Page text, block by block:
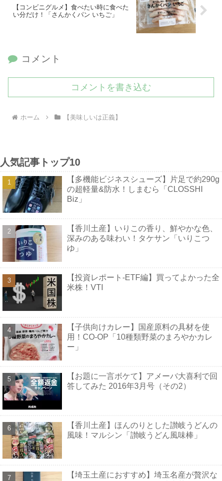
【コンビニグルメ】食べたい時に食べた
い分だけ！「さんかくパン いちご」
コメント
コメントを書き込む
ホーム 【美味しいは正義】
人気記事トップ10
【多機能ビジネスシューズ】片足で約290g
の超軽量&防水！しまむら「CLOSSHI
Biz」
【香川土産】いりこの香り、鮮やかな色、
深みのある味わい！タケサン「いりこつ
ゆ」
【投資レポート-ETF編】買ってよかった全
米株！VTI
【子供向けカレー】国産原料の具材を使
用！CO-OP「10種類野菜のまろやかカレ
ー」
【お題に一言ボケて】アメーバ大喜利で回
答してみた 2016年3月号（その2）
【香川土産】ほんのりとした讃岐うどんの
風味！マルシン「讃岐うどん風味棒」
【埼玉土産におすすめ】埼玉名産が贅沢な